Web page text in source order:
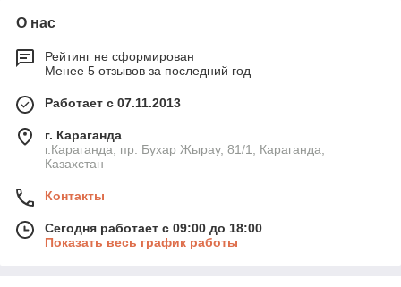
О нас
Рейтинг не сформирован
Менее 5 отзывов за последний год
Работает с 07.11.2013
г. Караганда
г.Караганда, пр. Бухар Жырау, 81/1, Караганда,
Казахстан
Контакты
Сегодня работает с 09:00 до 18:00
Показать весь график работы